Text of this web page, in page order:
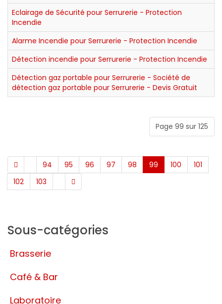
Eclairage de Sécurité pour Serrurerie - Protection
Incendie
Alarme Incendie pour Serrurerie - Protection Incendie
Détection incendie pour Serrurerie - Protection Incendie
Détection gaz portable pour Serrurerie - Société de
détection gaz portable pour Serrurerie - Devis Gratuit
Page 99 sur 125
94 95 96 97 98 99 100
101
102
103
Sous-catégories
Brasserie
Café & Bar
Laboratoire